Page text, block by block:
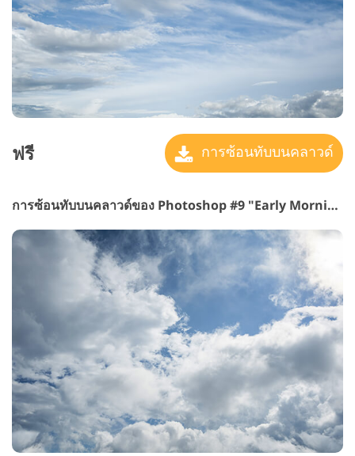
ฟรี การซ้อนทับบนคลาวด์
การซ้อนทับบนคลาวด์ของ Photoshop #9 "Early Morning"